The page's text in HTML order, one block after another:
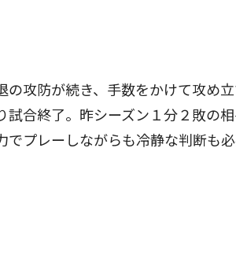
攻防が続き、手数をかけて攻め
合終了。昨シーズン１分２敗の
でプレーしながらも冷静な判断も